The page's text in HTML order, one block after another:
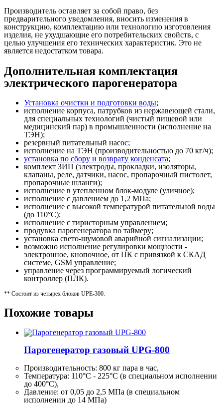
Производитель оставляет за собой право, без
предварительного уведомления, вносить изменения в
конструкцию, комплектацию или технологию изготовления
изделия, не ухудшающие его потребительских свойств, с
целью улучшения его технических характеристик. Это не
является недостатком товара.
Дополнительная комплектация
электрического парогенератора
Установка очистки и подготовки воды;
исполнение корпуса, патрубков из нержавеющей стали,
для специальных технологий (чистый пищевой или
медицинский пар) в промышленности (исполнение на
ТЭН);
резервный питательный насос;
исполнение на ТЭН (производительностью до 70 кг/ч);
установка по сбору и возврату конденсата;
комплект ЗИП (электроды, прокладки, изоляторы,
клапаны, реле, датчики, насос, пропарочный пистолет,
пропарочные шланги);
исполнение в утепленном блок-модуле (уличное);
исполнение с давлением до 1,2 МПа;
исполнение с высокой температурой питательной воды
(до 110°С);
исполнение с тиристорным управлением;
продувка парогенератора по таймеру;
установка свето-шумовой аварийной сигнализации;
возможно исполнение регулировки мощности -
электронное, кнопочное, от ПК с привязкой к СКАД
системе, GSM управление;
управление через программируемый логический
контроллер (ПЛК).
** Состоит из четырех блоков UPE-300.
Похожие товары
Парогенератор газовый UPG-800
Производительность: 800 кг пара в час,
Температура: 110°C - 225°C (в специальном исполнении
до 400°C),
Давление: от 0,05 до 2,5 МПа (в специальном
исполнении до 14 МПа)